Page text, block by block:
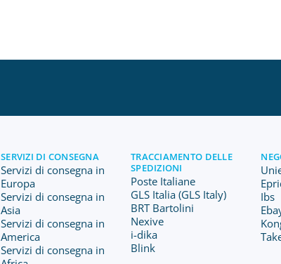
SERVIZI DI CONSEGNA
Servizi di consegna in
Europa
Servizi di consegna in
Asia
Servizi di consegna in
America
Servizi di consegna in
TRACCIAMENTO DELLE
SPEDIZIONI
Poste Italiane
GLS Italia (GLS Italy)
BRT Bartolini
Nexive
i-dika
Blink
Ibs